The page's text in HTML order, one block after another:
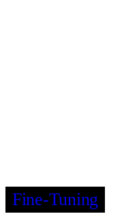
Fine-Tuning